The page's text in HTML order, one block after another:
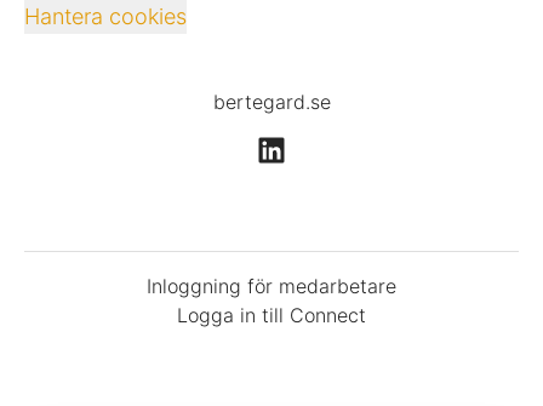
Hantera cookies
bertegard.se
Inloggning för medarbetare
Logga in till Connect